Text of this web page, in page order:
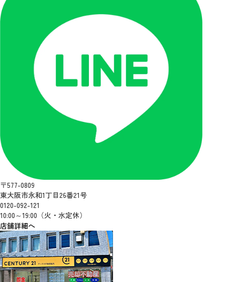
〒577-0809
東大阪市永和1丁目26番21号
0120-092-121
10:00～19:00（火・水定休）
店舗詳細へ